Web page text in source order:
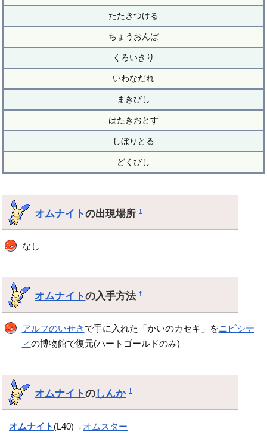
たたきつける
ちょうおんぱ
くろいきり
いわなだれ
まきびし
はたきおとす
しぼりとる
どくびし
オムナイトの出現場所†
なし
オムナイトの入手方法†
アルフのいせき で手に入れた「かいのカセキ」をニビシテ
ィの博物館で復元(ハートゴールドのみ)
オムナイトのしんか †
オムナイト (L40)→ オムスター